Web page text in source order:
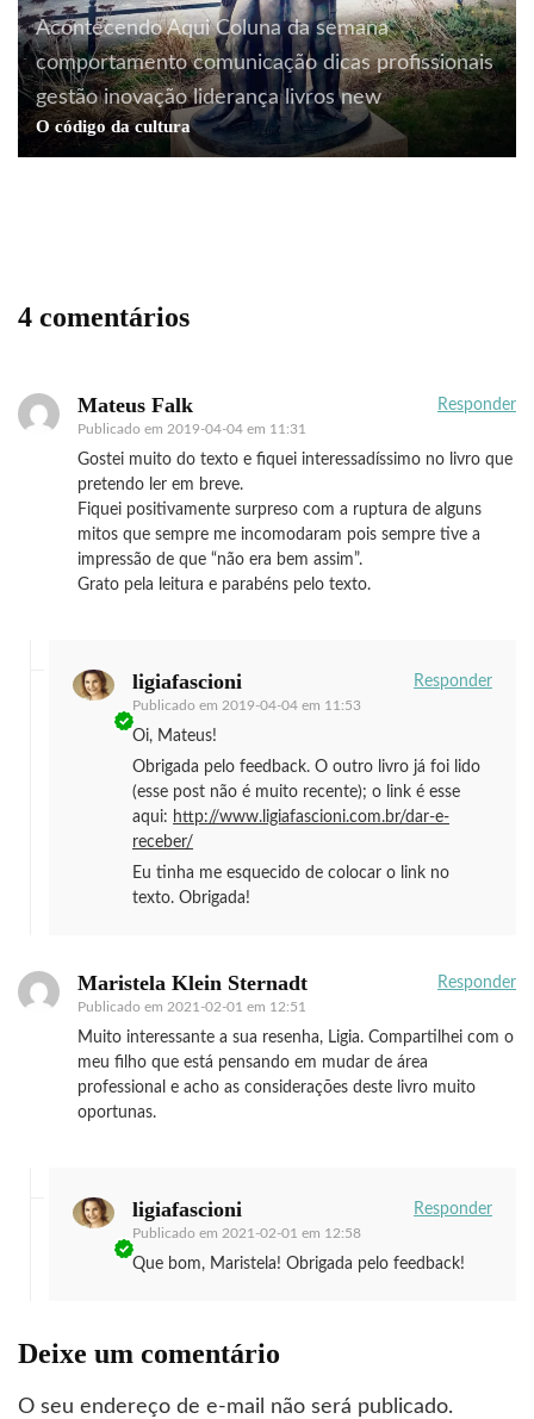
Acontecendo Aqui Coluna da semana
comportamento comunicação dicas profissionais
gestão inovação liderança livros new
O código da cultura
curiosidades literatura livros
As entrelinhas da vida do Sidney Sheldon
4 comentários
Mateus Falk
Publicado em 2019-04-04 em 11:31
Responder
Gostei muito do texto e fiquei interessadíssimo no livro que
pretendo ler em breve.
Fiquei positivamente surpreso com a ruptura de alguns
mitos que sempre me incomodaram pois sempre tive a
impressão de que “não era bem assim”.
Grato pela leitura e parabéns pelo texto.
ligiafascioni
Publicado em 2019-04-04 em 11:53
Responder
Oi, Mateus!
Obrigada pelo feedback. O outro livro já foi lido
(esse post não é muito recente); o link é esse
aqui: http://www.ligiafascioni.com.br/dar-e-
receber/
Eu tinha me esquecido de colocar o link no
texto. Obrigada!
Maristela Klein Sternadt
Publicado em 2021-02-01 em 12:51
Responder
Muito interessante a sua resenha, Ligia. Compartilhei com o
meu filho que está pensando em mudar de área
professional e acho as considerações deste livro muito
oportunas.
ligiafascioni
Publicado em 2021-02-01 em 12:58
Responder
Que bom, Maristela! Obrigada pelo feedback!
Deixe um comentário
O seu endereço de e-mail não será publicado.